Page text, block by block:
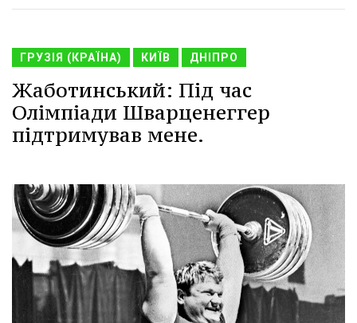
ГРУЗІЯ (КРАЇНА) КИЇВ ДНІПРО
Жаботинський: Під час
Олімпіади Шварценеггер
підтримував мене.